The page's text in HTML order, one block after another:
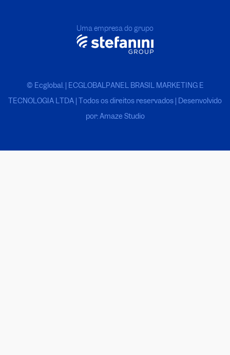
Uma empresa do grupo
© Ecglobal. | ECGLOBALPANEL BRASIL MARKETING E
TECNOLOGIA LTDA | Todos os direitos reservados | Desenvolvido
por: Amaze Studio